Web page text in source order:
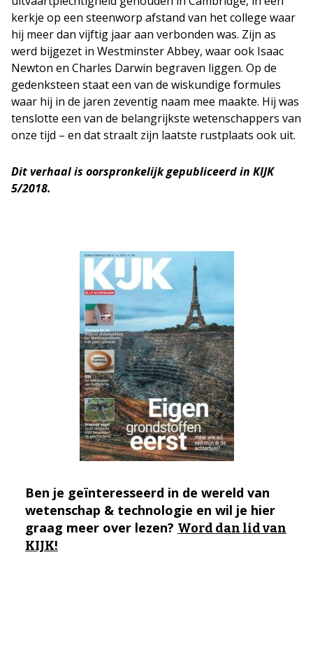
kerkje op een steenworp afstand van het college waar
hij meer dan vijftig jaar aan verbonden was. Zijn as
werd bijgezet in Westminster Abbey, waar ook Isaac
Newton en Charles Darwin begraven liggen. Op de
gedenksteen staat een van de wiskundige formules
waar hij in de jaren zeventig naam mee maakte. Hij was
tenslotte een van de belangrijkste wetenschappers van
onze tijd – en dat straalt zijn laatste rustplaats ook uit.
Dit verhaal is oorspronkelijk gepubliceerd in KIJK
5/2018.
Ben je geïnteresseerd in de wereld van
wetenschap & technologie en wil je hier
graag meer over lezen? Word dan lid van
KIJK!